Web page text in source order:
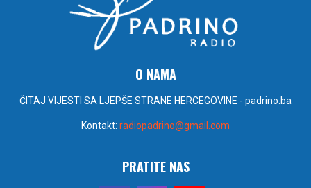
O NAMA
ČITAJ VIJESTI SA LJEPŠE STRANE HERCEGOVINE - padrino.ba
Kontakt: radiopadrino@gmail.com
PRATITE NAS